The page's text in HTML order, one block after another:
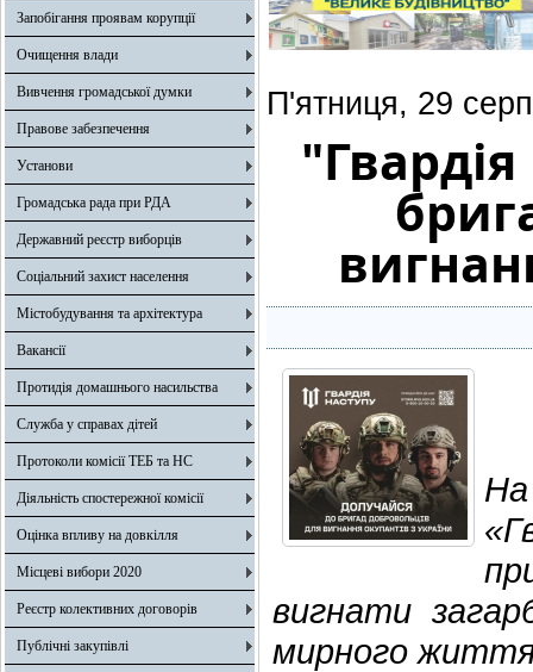
Запобігання проявам корупції
Очищення влади
Вивчення громадської думки
Правове забезпечення
Установи
Громадська рада при РДА
Державний реєстр виборців
Соціальний захист населення
Містобудування та архітектура
Вакансії
Протидія домашнього насильства
Служба у справах дітей
Протоколи комісії ТЕБ та НС
Діяльність спостережної комісії
Оцінка впливу на довкілля
Місцеві вибори 2020
Реєстр колективних договорів
Публічні закупівлі
П'ятниця, 29
На
вигнати
мирного життя